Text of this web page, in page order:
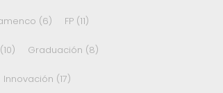
(6) FP(11)
(10) Graduación (8)
Innovación (17)